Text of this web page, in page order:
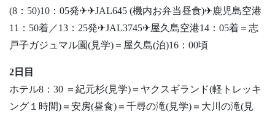
(8：50)10：05発✈✈JAL645 (機内お弁当昼食)✈鹿児島空港
11：50着／13：25発✈JAL3745✈屋久島空港14：05着＝志
戸子ガジュマル園(見学)＝屋久島(泊)16：00頃
2日目
ホテル8：30 ＝紀元杉(見学)＝ヤクスギランド(軽トレッキ
ング１時間)＝安房(昼食)＝千尋の滝(見学)＝大川の滝(見